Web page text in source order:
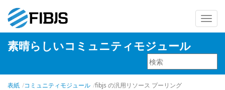
ナ
ビ
シ
素晴らしいコミュニティモジュール
表紙 コミュニティモジュール fibjs の汎用リソース プーリング